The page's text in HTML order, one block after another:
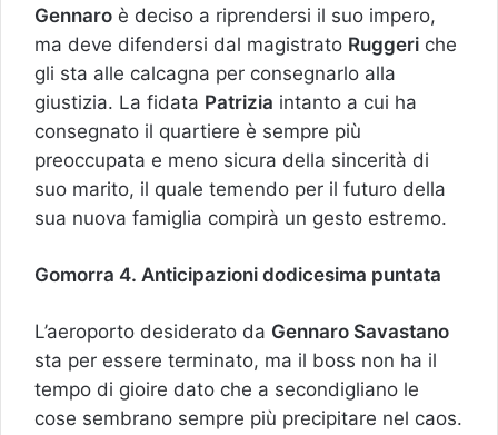
Gennaro è deciso a riprendersi il suo impero,
ma deve difendersi dal magistrato Ruggeri che
gli sta alle calcagna per consegnarlo alla
giustizia. La fidata Patrizia intanto a cui ha
consegnato il quartiere è sempre più
preoccupata e meno sicura della sincerità di
suo marito, il quale temendo per il futuro della
sua nuova famiglia compirà un gesto estremo.
Gomorra 4. Anticipazioni dodicesima puntata
L’aeroporto desiderato da Gennaro Savastano
sta per essere terminato, ma il boss non ha il
tempo di gioire dato che a secondigliano le
cose sembrano sempre più precipitare nel caos.